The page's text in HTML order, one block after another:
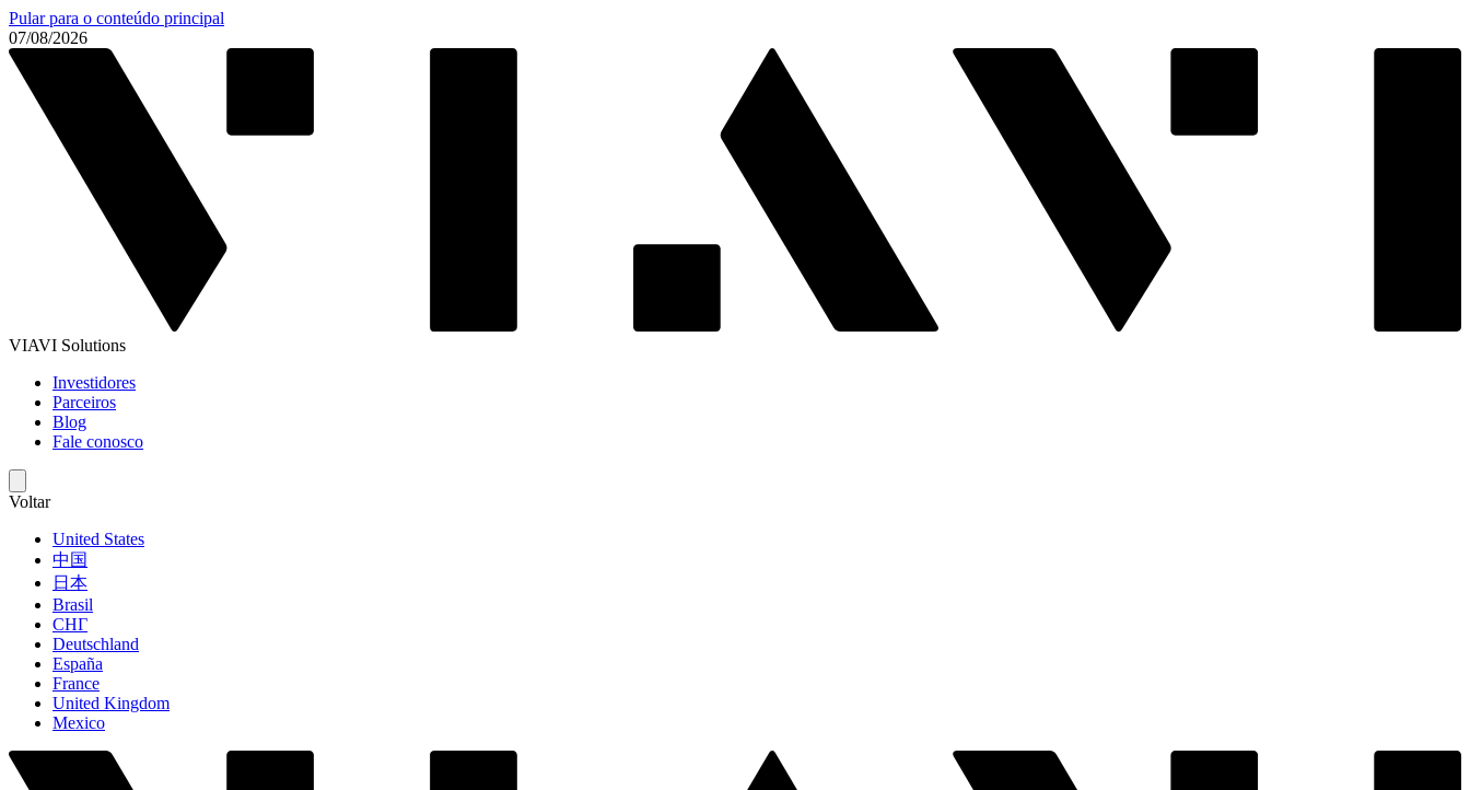
Pular para o conteúdo principal
07/08/2026
VIAVI Solutions
Investidores
Parceiros
Blog
Fale conosco
Voltar
United States
中国
日本
Brasil
СНГ
Deutschland
España
France
United Kingdom
Mexico